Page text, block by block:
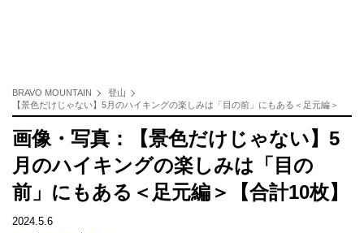
BRAVO MOUNTAIN
登山
【景色だけじゃない】5月のハイキングの楽しみは「目の前」にもある＜足元編＞
画像・写真：【景色だけじゃない】5
月のハイキングの楽しみは「目の
前」にもある＜足元編＞【合計10枚】
2024.5.6